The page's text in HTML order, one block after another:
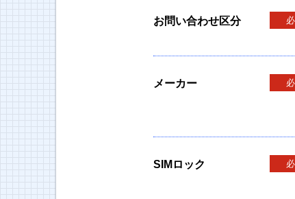
お問い合わせ区分
メーカー
SIMロック